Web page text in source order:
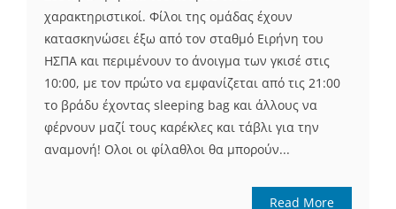
χαρακτηριστικοί. Φίλοι της ομάδας έχουν
κατασκηνώσει έξω από τον σταθμό Ειρήνη του
ΗΣΠΑ και περιμένουν το άνοιγμα των γκισέ στις
10:00, με τον πρώτο να εμφανίζεται από τις 21:00
το βράδυ έχοντας sleeping bag και άλλους να
φέρνουν μαζί τους καρέκλες και τάβλι για την
αναμονή! Ολοι οι φίλαθλοι θα μπορούν...
Read More